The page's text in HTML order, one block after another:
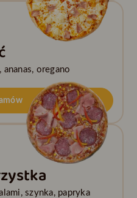
oregano
szynka, papryka